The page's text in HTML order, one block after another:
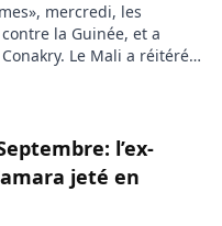
mercredi, les
la Guinée, et a
Le Mali a réitéré
de la Guinée. Dans
l’ex-
jeté en